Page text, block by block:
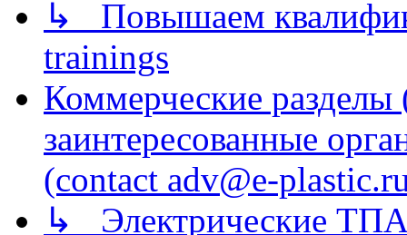
↳ Повышаем
trainings
Коммерческие
заинтересованные
(contact adv@e-
↳ Электрические